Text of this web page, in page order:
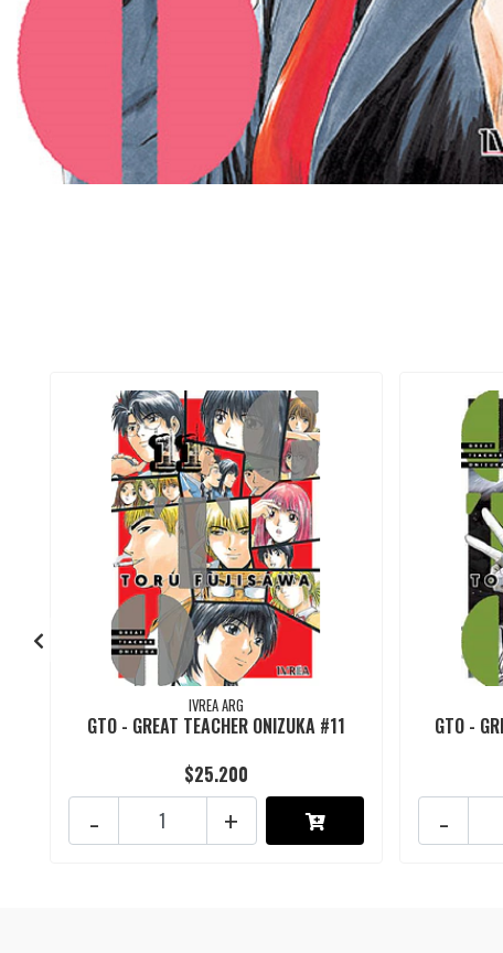
IVREA ARG
GTO - GREAT TEACHER ONIZUKA #11
$25.200
+
-
GTO -
-